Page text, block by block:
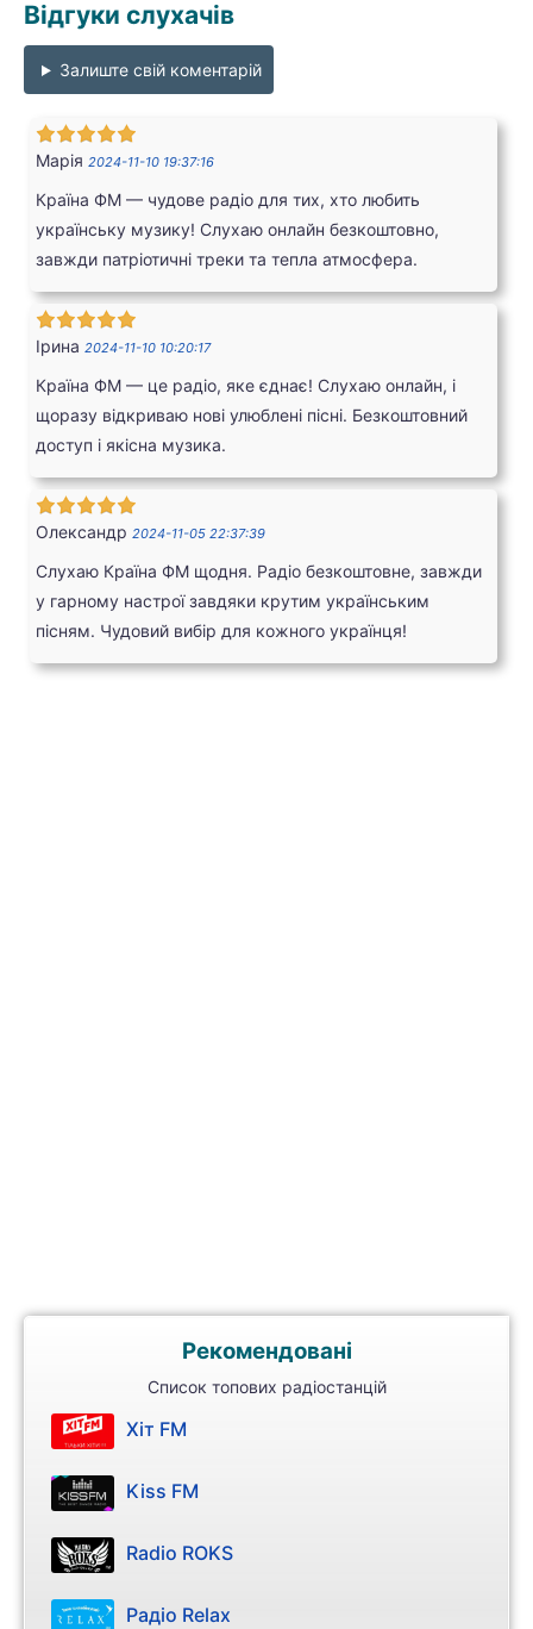
Відгуки слухачів
Залиште свій коментарій
Марія 2024-11-10 19:37:16
Країна ФМ — чудове радіо для тих, хто любить
українську музику! Слухаю онлайн безкоштовно,
завжди патріотичні треки та тепла атмосфера.
Ірина 2024-11-10 10:20:17
Країна ФМ — це радіо, яке єднає! Слухаю онлайн, і
щоразу відкриваю нові улюблені пісні. Безкоштовний
доступ і якісна музика.
Олександр 2024-11-05 22:37:39
Слухаю Країна ФМ щодня. Радіо безкоштовне, завжди
у гарному настрої завдяки крутим українським
пісням. Чудовий вибір для кожного українця!
Рекомендовані
Список топових радіостанцій
Хіт FM
Kiss FM
Radio ROKS
Радіо Relax